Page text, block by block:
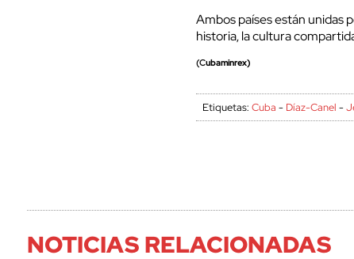
Ambos países están unidas
historia, la cultura
(Cubaminrex)
Etiquetas:Cuba - Díaz-Canel -
NOTICIAS RELACIONADAS